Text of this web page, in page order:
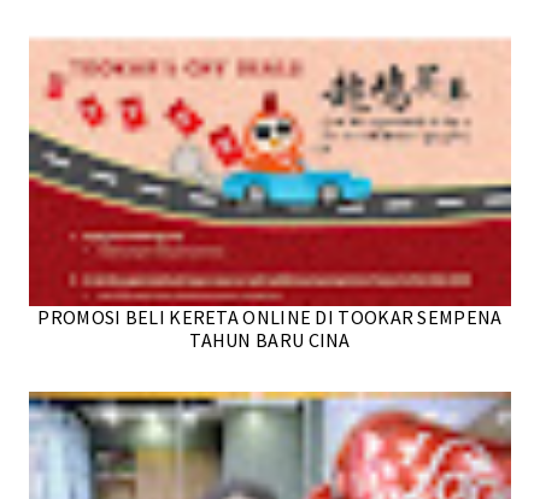
PROMOSI BELI KERETA ONLINE DI TOOKAR SEMPENA
TAHUN BARU CINA